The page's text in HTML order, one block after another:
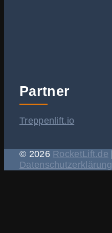
Partner
Treppenlift.io
© 2026 RocketLift.de
Datenschutzerklärung